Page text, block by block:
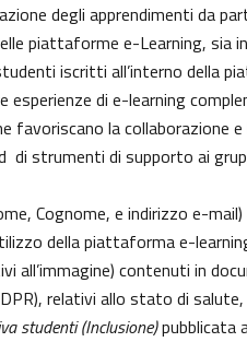
degli apprendimenti da
piattaforme e-Learning, sia
iscritti all’interno della
di e-learning
favoriscano la collaborazione
di strumenti di supporto ai
Cognome, e indirizzo e-
della piattaforma e-
all’immagine) contenuti in
relativi allo stato di
studenti (Inclusione)pubblicata